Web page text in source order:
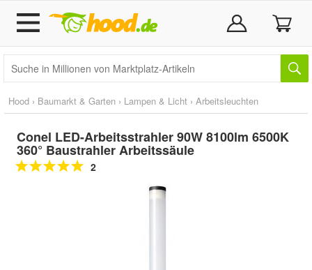
Hood › Baumarkt & Garten › Lampen & Licht › Arbeitsleuchten
Conel LED-Arbeitsstrahler 90W 8100lm 6500K
360° Baustrahler Arbeitssäule
2